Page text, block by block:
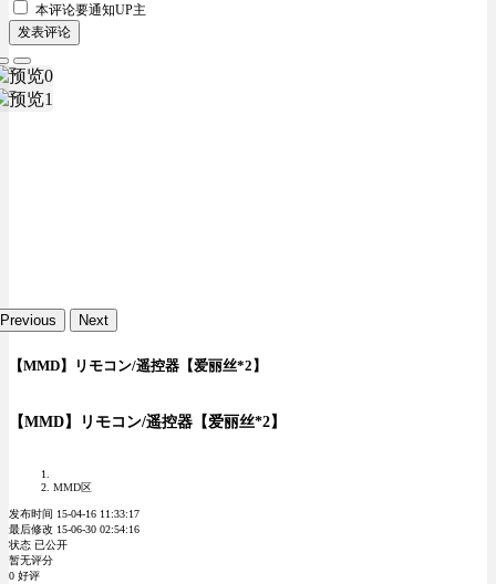
本评论要通知UP主
发表评论
Previous Next
【MMD】リモコン/遥控器【爱丽丝*2】
【MMD】リモコン/遥控器【爱丽丝*2】
MMD区
发布时间 15-04-16 11:33:17
最后修改 15-06-30 02:54:16
状态 已公开
暂无评分
0 好评